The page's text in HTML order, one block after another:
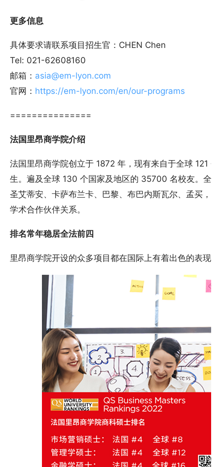
更多信息
具体要求请联系项目招生官：CHEN Chen
Tel: 021-62608160
邮箱： asia@em-lyon.com
官网： https://em-lyon.com/en/our-programs
===============
法国里昂商学院介绍
法国里昂商学院创立于 1872 年，现有来自于全球 121
生。遍及全球 130 个国家及地区的 35700 名校友。全
圣艾蒂安、卡萨布兰卡、巴黎、布巴内斯瓦尔、孟买，
学术合作伙伴关系。
排名常年稳居全法前四
里昂商学院开设的众多项目都在国际上有着出色的表现。